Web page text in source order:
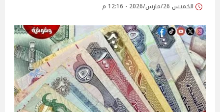
الخميس 26/مارس/2026 - 12:16 م